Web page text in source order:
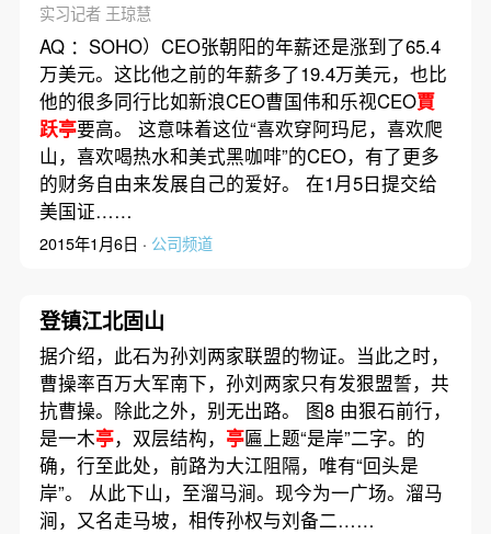
实习记者 王琼慧
AQ ：SOHO）CEO张朝阳的年薪还是涨到了65.4
万美元。这比他之前的年薪多了19.4万美元，也比
他的很多同行比如新浪CEO曹国伟和乐视CEO賈
跃亭要高。 这意味着这位“喜欢穿阿玛尼，喜欢爬
山，喜欢喝热水和美式黑咖啡”的CEO，有了更多
的财务自由来发展自己的爱好。 在1月5日提交给
美国证……
2015年1月6日 · 公司频道
登镇江北固山
据介绍，此石为孙刘两家联盟的物证。当此之时，
曹操率百万大军南下，孙刘两家只有发狠盟誓，共
抗曹操。除此之外，别无出路。 图8 由狠石前行，
是一木亭，双层结构， 亭匾上题“是岸”二字。的
确，行至此处，前路为大江阻隔，唯有“回头是
岸”。 从此下山，至溜马涧。现今为一广场。溜马
涧，又名走马坡，相传孙权与刘备二……